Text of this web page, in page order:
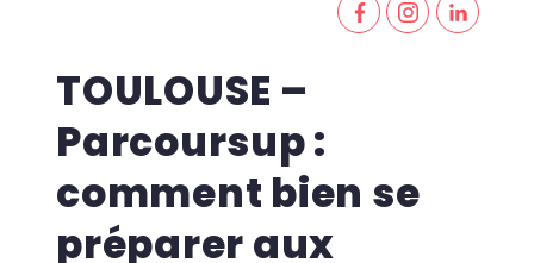
TOULOUSE –
Parcoursup :
comment bien se
préparer aux